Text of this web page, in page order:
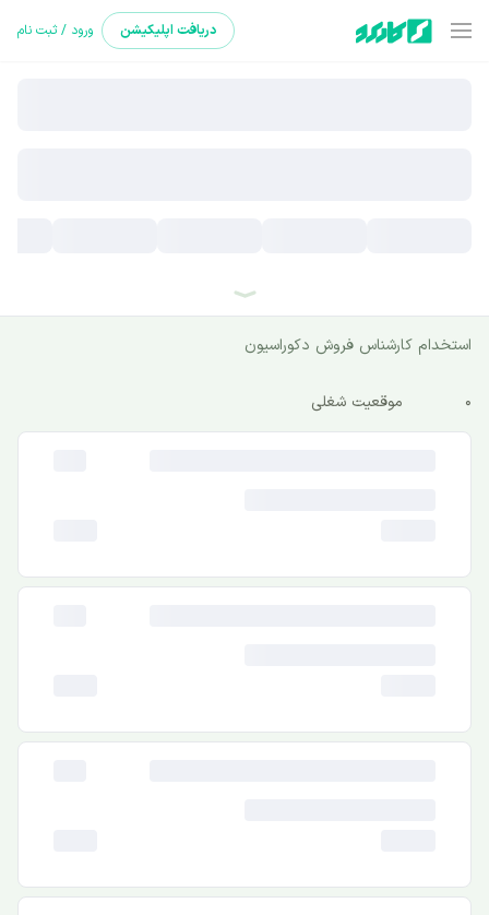
دریافت اپلیکیشن ورود / ثبت نام
استخدام کارشناس فروش دکوراسیون
0 موقعیت شغلی